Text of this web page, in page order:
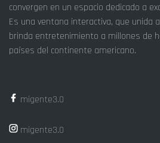
convergen en un espacio dedicado a
Es una ventana interactiva, que unida
brinda entretenimiento a millones de
países del continente americano.
migente3.0
migente3.0